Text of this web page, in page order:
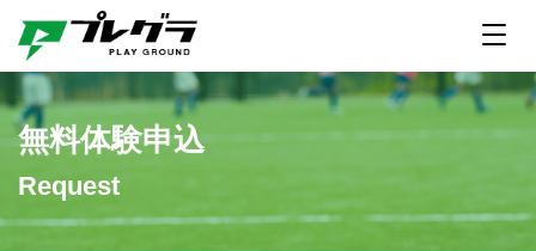
無料体験申込
Request